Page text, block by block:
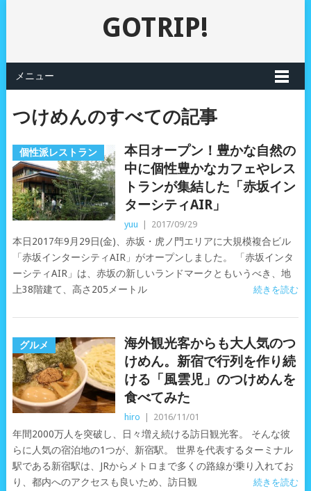
GOTRIP!
メニュー
つけめんのすべての記事
個性派レストラン
本日オープン！豊かな自然の
中に個性豊かなカフェやレス
トランが集結した「赤坂イン
ターシティAIR」
yuu 2017/09/29
本日2017年9月29日(金)、赤坂・虎ノ門エリアに大規模複合ビル
「赤坂インターシティAIR」がオープンしました。 「赤坂インタ
ーシティAIR」は、赤坂の新しいランドマークともいうべき、地
上38階建て、高さ205メートル
続きを読む
グルメ
海外観光客からも大人気のつ
けめん。新宿で行列を作り続
ける「風雲児」のつけめんを
食べてみた
hiro 2016/11/01
年間2000万人を突破し、日々増え続ける訪日観光客。 そんな彼
らに人気の宿泊地の1つが、新宿駅。 世界を代表するターミナル
駅である新宿駅は、JRからメトロまで多くの路線が乗り入れてお
り、都内へのアクセスも良いため、訪日観
続きを読む